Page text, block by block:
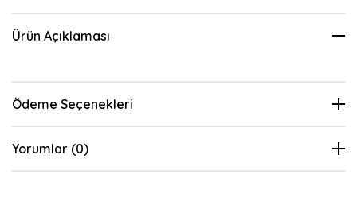
Ürün Açıklaması
Ödeme Seçenekleri
Yorumlar (0)